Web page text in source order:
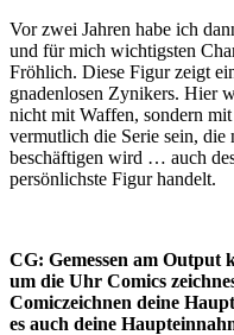
Vor zwei Jahren habe ich
und für mich wichtigsten
Fröhlich. Diese Figur zeigt
gnadenlosen Zynikers. Hier
nicht mit Waffen, sondern
vermutlich die Serie sein, die
beschäftigen wird … auch
persönlichste Figur handelt.
CG: Gemessen am Output
um die Uhr Comics
Comiczeichnen deine
es auch deine